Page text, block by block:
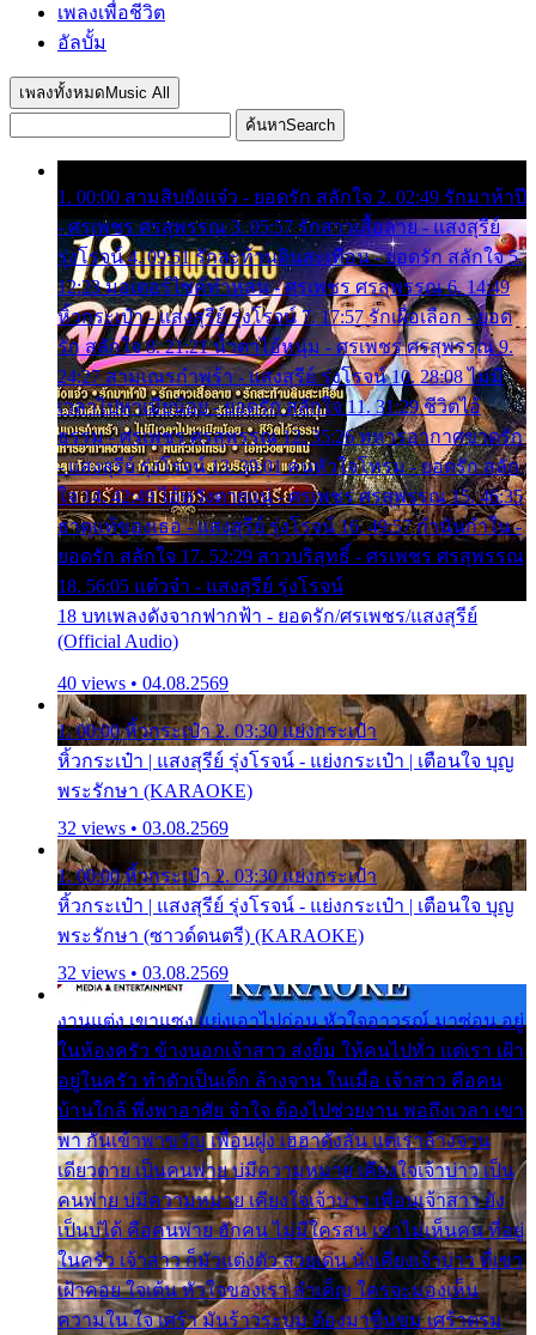
เพลงเพื่อชีวิต
อัลบั้ม
เพลงทั้งหมด Music All
ค้นหาSearch
1. 00:00 สามสิบยังแจ๋ว - ยอดรัก สลักใจ 2. 02:49 รักมาห้าปี
- ศรเพชร ศรสุพรรณ 3. 05:57 รักสาวเสื้อลาย - แสงสุรีย์
รุ่งโรจน์ 4. 09:51 รักสะท้านดินสะเทือน - ยอดรัก สลักใจ 5.
12:23 มอเตอร์ไซค์ทำหล่น - ศรเพชร ศรสุพรรณ 6. 14:49
หิ้วกระเป๋า - แสงสุรีย์ รุ่งโรจน์ 7. 17:57 รักเผื่อเลือก - ยอด
รัก สลักใจ 8. 21:21 น้ำตาไอ้หนุ่ม - ศรเพชร ศรสุพรรณ 9.
24:27 สามเณรกำพร้า - แสงสุรีย์ รุ่งโรจน์ 10. 28:08 ไม่มี
เวลาไปหาเมียน้อย - ยอดรัก สลักใจ 11. 31:29 ชีวิตไอ้
ธรรม - ศรเพชร ศรสุพรรณ 12. 35:26 ทหารอากาศขาดรัก
- แสงสุรีย์ รุ่งโรจน์ 13. 39:01 คนหัวใจโทรม - ยอดรัก สลัก
ใจ 14. 42:49 ไอ้หวังตายแน่ - ศรเพชร ศรสุพรรณ 15. 46:35
ธาตุแท้ของเธอ - แสงสุรีย์ รุ่งโรจน์ 16. 49:57 กำนันกำใน -
ยอดรัก สลักใจ 17. 52:29 สาวบริสุทธิ์ - ศรเพชร ศรสุพรรณ
18. 56:05 แต๋วจ๋า - แสงสุรีย์ รุ่งโรจน์
18 บทเพลงดังจากฟากฟ้า - ยอดรัก/ศรเพชร/แสงสุรีย์
(Official Audio)
40 views • 04.08.2569
1. 00:00 หิ้วกระเป๋า 2. 03:30 แย่งกระเป๋า
หิ้วกระเป๋า | แสงสุรีย์ รุ่งโรจน์ - แย่งกระเป๋า | เตือนใจ บุญ
พระรักษา (KARAOKE)
32 views • 03.08.2569
1. 00:00 หิ้วกระเป๋า 2. 03:30 แย่งกระเป๋า
หิ้วกระเป๋า | แสงสุรีย์ รุ่งโรจน์ - แย่งกระเป๋า | เตือนใจ บุญ
พระรักษา (ซาวด์ดนตรี) (KARAOKE)
32 views • 03.08.2569
งานแต่ง เขาแซง แย่งเอาไปก่อน หัวใจอาวรณ์ มาซ่อน อยู่
ในห้องครัว ข้างนอกเจ้าสาว ส่งยิ้ม ให้คนไปทั่ว แต่เรา เฝ้า
อยู่ในครัว ทำตัวเป็นเด็ก ล้างจาน ในเมื่อ เจ้าสาว คือคน
บ้านใกล้ พึ่งพาอาศัย จำใจ ต้องไปช่วยงาน พอถึงเวลา เขา
พา กันเข้าพาขวัญ เพื่อนฝูง เฮฮาดังลั่น แต่เราล้างจาน
เดียวดาย เป็นคนพ่าย บ่มีความหมาย เคียงใจเจ้าบ่าว เป็น
คนพ่าย บ่มีความหมาย เคียงใจเจ้าบ่าว เพื่อนเจ้าสาว ยัง
เป็นบ่ได้ คือคนพ่าย ฮักคน ไม่มีใครสน เขาไม่เห็นคน ที่อยู่
ในครัว เจ้าสาว ก็มัวแต่งตัว สวยเด่น นั่งเคียงเจ้าบ่าว ที่เขา
เฝ้าคอย ใจเต้น หัวใจของเรา ลำเค็ญ ใครจะมองเห็น
ความใน ใจ เศร้า มันร้าวระบม ต้องมาขื่นขม เศร้าตรม